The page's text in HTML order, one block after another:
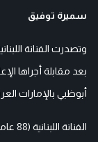
سميرة توفيق
وتصدرت الفنانة
بعد مقابلة أجراها
أبوظبي بالإمارات